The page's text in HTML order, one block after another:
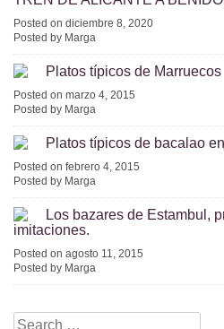
Posted on diciembre 8, 2020
Posted by Marga
Platos típicos de Marruecos
Posted on marzo 4, 2015
Posted by Marga
Platos típicos de bacalao
Posted on febrero 4, 2015
Posted by Marga
Los bazares de Estambul,
imitaciones.
Posted on agosto 11, 2015
Posted by Marga
Search